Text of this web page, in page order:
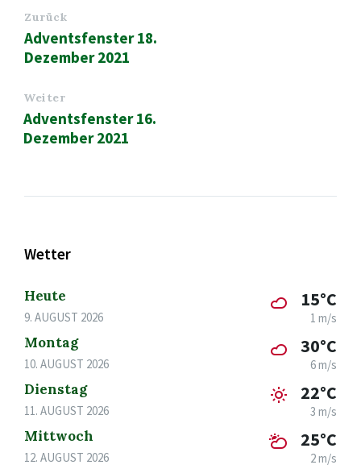
Zurück
Adventsfenster 18.
Dezember 2021
Weiter
Adventsfenster 16.
Dezember 2021
Wetter
Heute
9. AUGUST 2026
15°C
1 m/s
Montag
10. AUGUST 2026
30°C
6 m/s
Dienstag
11. AUGUST 2026
22°C
3 m/s
Mittwoch
12. AUGUST 2026
25°C
2 m/s